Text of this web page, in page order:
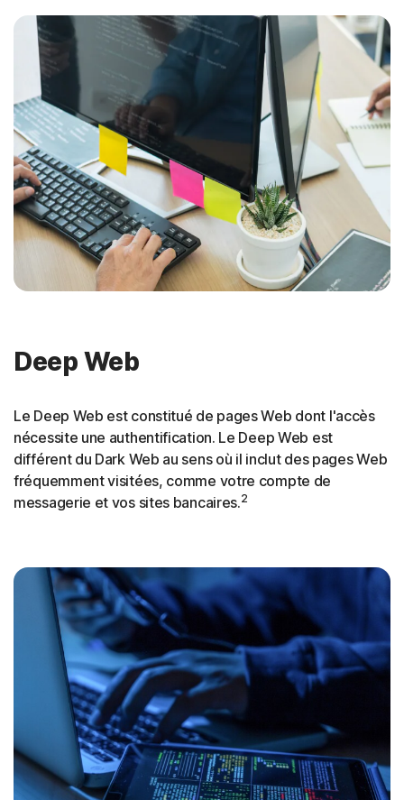
Deep Web
Le Deep Web est constitué de pages Web dont l'accès
nécessite une authentification. Le Deep Web est
différent du Dark Web au sens où il inclut des pages Web
fréquemment visitées, comme votre compte de
messagerie et vos sites bancaires.2